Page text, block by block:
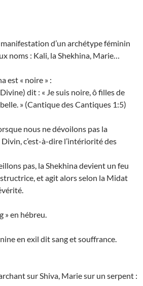
d’un archétype féminin
noms : Kali, la Shekhina, Marie…
est « noire » :
dit : « Je suis noire, ô filles de
» (Cantique des Cantiques 1:5)
nous ne dévoilons pas la
c’est-à-dire l’intériorité des
pas, la Shekhina devient un feu
et agit alors selon la Midat
» en hébreu.
en exil dit sang et souffrance.
sur Shiva, Marie sur un serpent :